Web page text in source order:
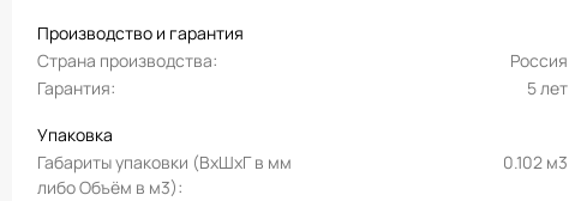
Производство и гарантия
Страна производства
Россия
Гарантия
5 лет
Упаковка
Габариты упаковки (ВхШхГ в мм
либо Объём в м3)
0.102 м3